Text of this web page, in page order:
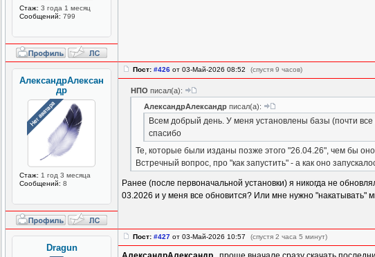
Стаж: 3 года 1 месяц
Сообщений: 799
АлександрАлексан
др
Стаж: 1 год 3 месяца
Сообщений: 8
Пост: #426 от 03-Май-2026 08:52 (спустя 9 часов)
НПО писал(а):
АлександрАлександрписал(а):
Всем добрый день. У меня установлены базы (почти
спасибо
Те, которые были изданы позже этого "26.04.26", чем бы
Встречный вопрос, про "как запустить" - а как оно
Ранее (после первоначальной установки) я никогда не
03.2026 и у меня все обновится? Или мне нужно "накатывать"
Dragun
Пост: #427 от 03-Май-2026 10:57 (спустя 2 часа 5 минут)